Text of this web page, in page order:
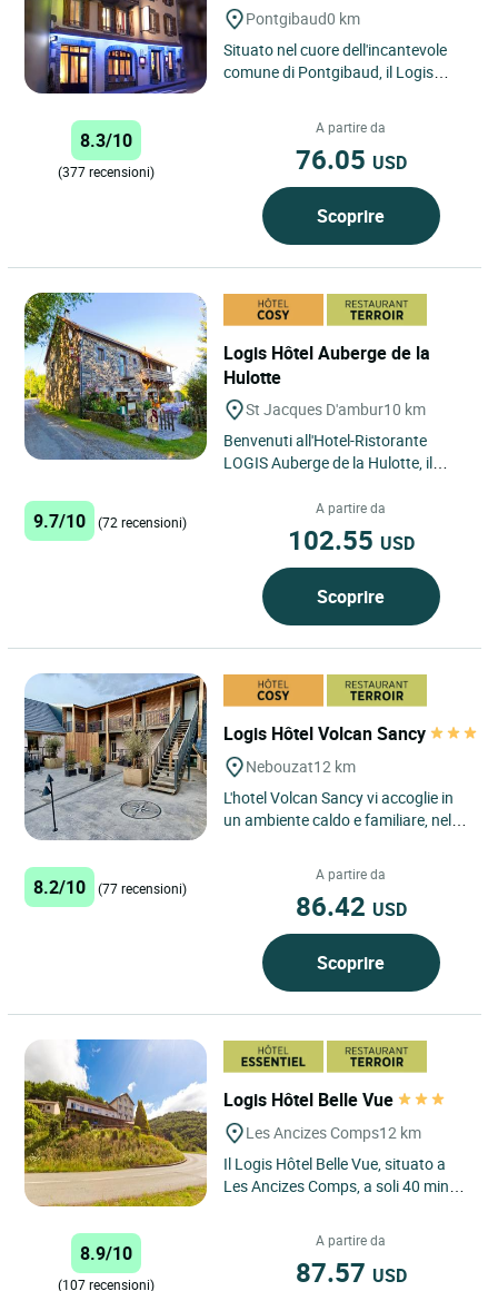
Pontgibaud0 km
Situato nel cuore dell'incantevole
comune di Pontgibaud, il Logis
8.3/10
(377 recensioni)
A partire da
76.05 USD
Scoprire
Logis Hôtel Auberge de la
Hulotte
St Jacques D'ambur10 km
Benvenuti all'Hotel-Ristorante
LOGIS Auberge de la Hulotte, il
dell'Alvernia. ...
9.7/10 (72 recensioni)
A partire da
102.55 USD
Scoprire
Logis Hôtel Volcan Sancy
Nebouzat12 km
L'hotel Volcan Sancy vi accoglie in
un ambiente caldo e familiare, nel
Vulcani d’Auvergne...
8.2/10 (77 recensioni)
A partire da
86.42 USD
Scoprire
Logis Hôtel Belle Vue
Les Ancizes Comps12 km
Il Logis Hôtel Belle Vue, situato a
Les Ancizes Comps, a soli 40 minuti
destinazione ideale...
8.9/10
(107 recensioni)
A partire da
87.57 USD